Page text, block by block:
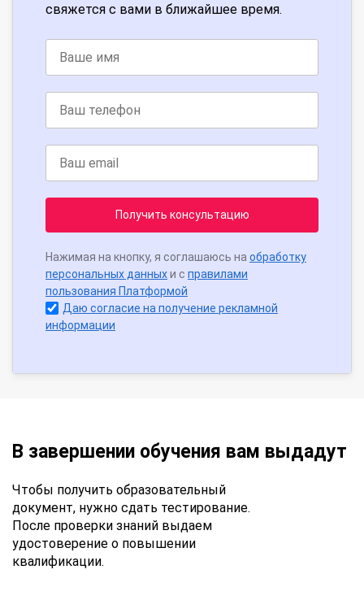
свяжется с вами в ближайшее время.
Получить консультацию
Нажимая на кнопку, я соглашаюсь на обработку
персональных данныхи с правилами
пользования Платформой
Даю согласие на получение рекламной
информации
В завершении обучения вам выдадут
Чтобы получить образовательный
документ, нужно сдать тестирование.
После проверки знаний выдаем
удостоверение о повышении
квалификации.